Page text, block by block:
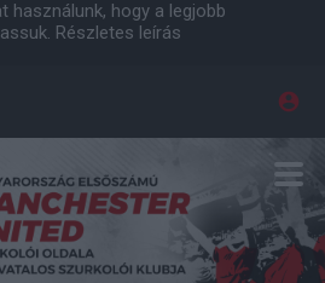
használunk, hogy a legjobb
Részletes leírás